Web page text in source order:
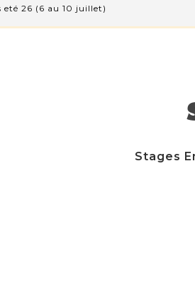
de visualiser n'est pas
eté 26 (6 au 10 juillet)
Stages